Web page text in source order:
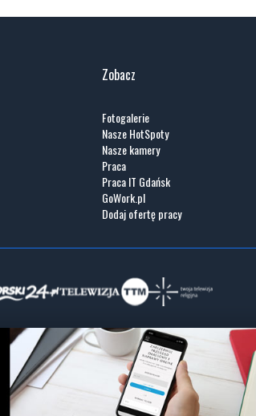
Zobacz
Fotogalerie
Nasze HotSpoty
Nasze kamery
Praca
Praca IT Gdańsk
GoWork.pl
Dodaj ofertę pracy